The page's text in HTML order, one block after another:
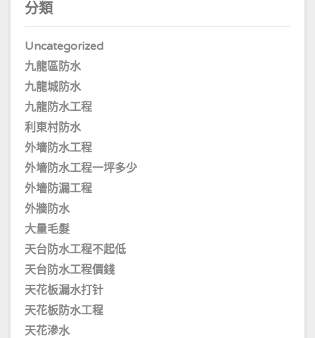
分類
Uncategorized
九龍區防水
九龍城防水
九龍防水工程
利東村防水
外墻防水工程
外墻防水工程一坪多少
外墻防漏工程
外牆防水
大量毛髮
天台防水工程不起低
天台防水工程價錢
天花板漏水打针
天花板防水工程
天花滲水